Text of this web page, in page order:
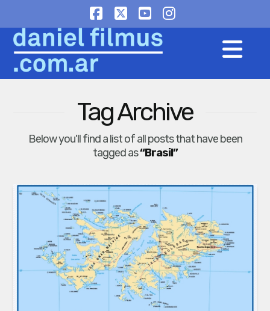
Facebook
X YouTube
Instagram
Tag Archive
Below you'll find a list of all posts that have been
tagged as“Brasil”